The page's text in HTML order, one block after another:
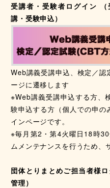
受講者・受験者ログイン
講・受験申込）
Web講義受講申込、検定／
ージに遷移します
※Web講義受講申込する方、
験申込する方（個人での申の
インページです。
※毎月第2・第4火曜日18時
ムメンテナンスを行うため、
団体とりまとめご担当者様
管理）